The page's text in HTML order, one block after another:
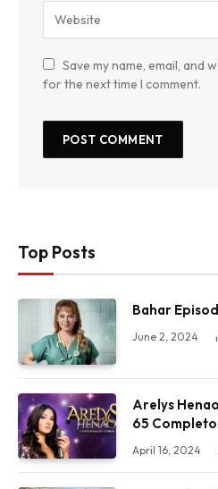
Save my name, email, and
for the next time I comment.
Top Posts
Bahar
June 2, 2024
Arelys
65 Completo
April 16, 2024